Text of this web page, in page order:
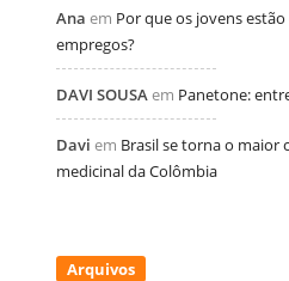
Ana em Por que os jovens
empregos?
DAVI SOUSAem Panetone:
Davi em Brasil se torna o maior
medicinal da Colômbia
Arquivos